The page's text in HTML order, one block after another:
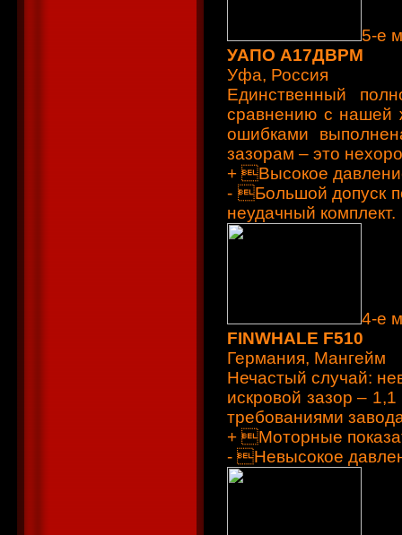
5-е
УАПО А17ДВРМ
Уфа, Россия
Единственный
сравнению с нашей
ошибками
зазорам – это
+ Высокое
- Большой допуск
неудачный комплект.
4-е
FINWHALE F510
Германия, Мангейм
Нечастый случай:
искровой зазор –
требованиями
+ Моторные
- Невысокое